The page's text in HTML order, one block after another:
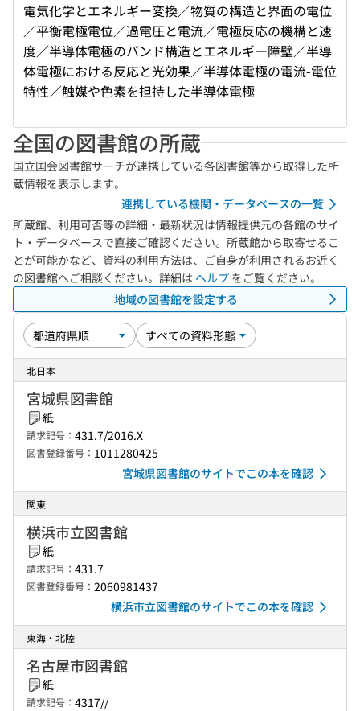
電気化学とエネルギー変換／物質の構造と界面の電位
／平衡電極電位／過電圧と電流／電極反応の機構と速
度／半導体電極のバンド構造とエネルギー障壁／半導
体電極における反応と光効果／半導体電極の電流-電位
特性／触媒や色素を担持した半導体電極
全国の図書館の所蔵
国立国会図書館サーチが連携している各図書館等から取得した所
蔵情報を表示します。
連携している機関・データベースの一覧
所蔵館、利用可否等の詳細・最新状況は情報提供元の各館のサイ
ト・データベースで直接ご確認ください。所蔵館から取寄せるこ
とが可能かなど、資料の利用方法は、ご自身が利用されるお近く
の図書館へご相談ください。詳細は ヘルプ をご覧ください。
地域の図書館を設定する
北日本
宮城県図書館
紙
請求記号： 431.7/2016.X
図書登録番号： 1011280425
宮城県図書館のサイトでこの本を確認
関東
横浜市立図書館
紙
請求記号： 431.7
図書登録番号： 2060981437
横浜市立図書館のサイトでこの本を確認
東海・北陸
名古屋市図書館
紙
請求記号： 4317//